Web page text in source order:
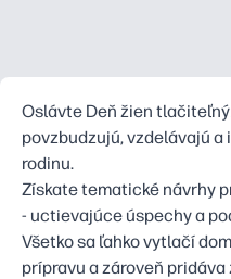
Oslávte Deň žien
povzbudzujú, vzdelávajú
rodinu.
Získate tematické návrhy
- uctievajúce úspechy a
Všetko sa ľahko vytlačí
prípravu a zároveň